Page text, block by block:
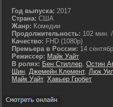
Год выпуска: 2017
Страна: США
Жанр: Комедии
Продолжительность: 102 мин.
Качество: FHD (1080p)
Премьера в России: 14
Режиссер: Майк Уайт
В ролях: Бен Стиллер, Остин
Шин, Джемейн Клемент, Люк
Майк Уайт, Хавьер Гробет